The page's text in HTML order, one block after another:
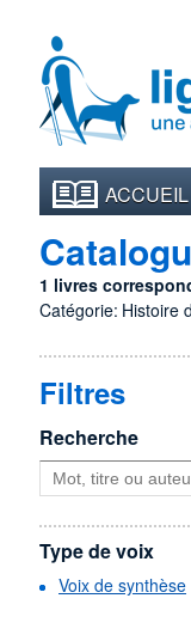
ACCUEIL
1 livres
Catégorie: Histoire
Filtres
Recherche
Type de voix
Voix de synthèse